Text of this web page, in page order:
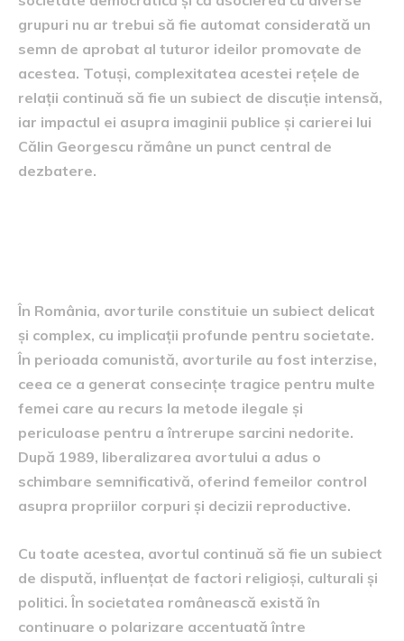
grupuri nu ar trebui să fie automat considerată un
semn de aprobat al tuturor ideilor promovate de
acestea. Totuși, complexitatea acestei rețele de
relații continuă să fie un subiect de discuție intensă,
iar impactul ei asupra imaginii publice și carierei lui
Călin Georgescu rămâne un punct central de
dezbatere.
În România, avorturile constituie un subiect delicat
și complex, cu implicații profunde pentru societate.
În perioada comunistă, avorturile au fost interzise,
ceea ce a generat consecințe tragice pentru multe
femei care au recurs la metode ilegale și
periculoase pentru a întrerupe sarcini nedorite.
După 1989, liberalizarea avortului a adus o
schimbare semnificativă, oferind femeilor control
asupra propriilor corpuri și decizii reproductive.
Cu toate acestea, avortul continuă să fie un subiect
de dispută, influențat de factori religioși, culturali și
politici. În societatea românească există în
continuare o polarizare accentuată între